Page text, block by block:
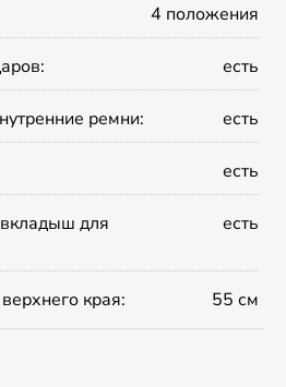
4 положения
есть
ремни: есть
есть
для
есть
края: 55 см